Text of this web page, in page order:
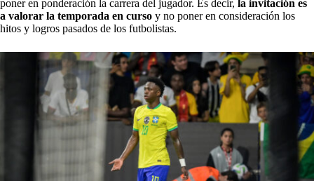
poner en ponderación la carrera del jugador. Es decir, la invitación es
a valorar la temporada en curso y no poner en consideración los
hitos y logros pasados de los futbolistas.